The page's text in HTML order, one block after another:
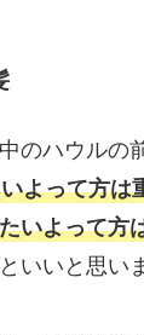
のハウルの
よって方は
いよって方
いいと思い